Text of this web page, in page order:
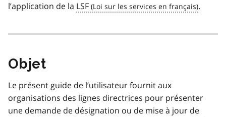
l’application de la LSF .
Objet
Le présent guide de l’utilisateur fournit aux
organisations des lignes directrices pour présenter
une demande de désignation ou de mise à jour de